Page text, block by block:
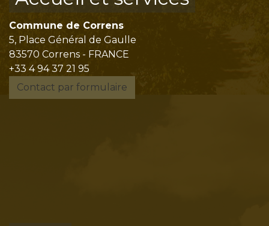
Commune de Correns
5, Place Général de Gaulle
83570 Correns - FRANCE
+33 4 94 37 21 95
Contact par formulaire